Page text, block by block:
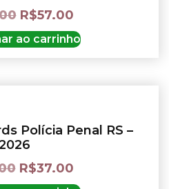
R$57.00
ao carrinho
Polícia Penal RS –
R$37.00